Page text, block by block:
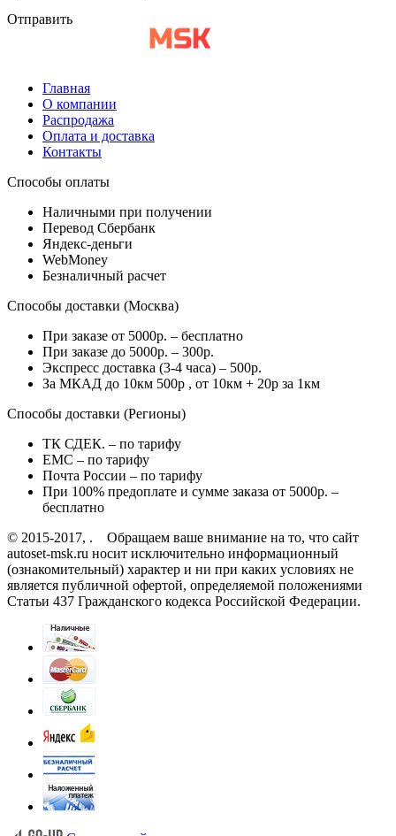
Отправить
Главная
О компании
Распродажа
Оплата и доставка
Контакты
Способы оплаты
Наличными при получении
Перевод Сбербанк
Яндекс-деньги
WebMoney
Безналичный расчет
Способы доставки (Москва)
При заказе от 5000р. – бесплатно
При заказе до 5000р. – 300р.
Экспресс доставка (3-4 часа) – 500р.
За МКАД до 10км 500р , от 10км + 20р за 1км
Способы доставки (Регионы)
ТК СДЕК. – по тарифу
EMC – по тарифу
Почта России – по тарифу
При 100% предоплате и сумме заказа от 5000р. –
бесплатно
© 2015-2017, . Обращаем ваше внимание на то, что сайт
autoset-msk.ru носит исключительно информационный
(ознакомительный) характер и ни при каких условиях не
является публичной офертой, определяемой положениями
Статьи 437 Гражданского кодекса Российской Федерации.